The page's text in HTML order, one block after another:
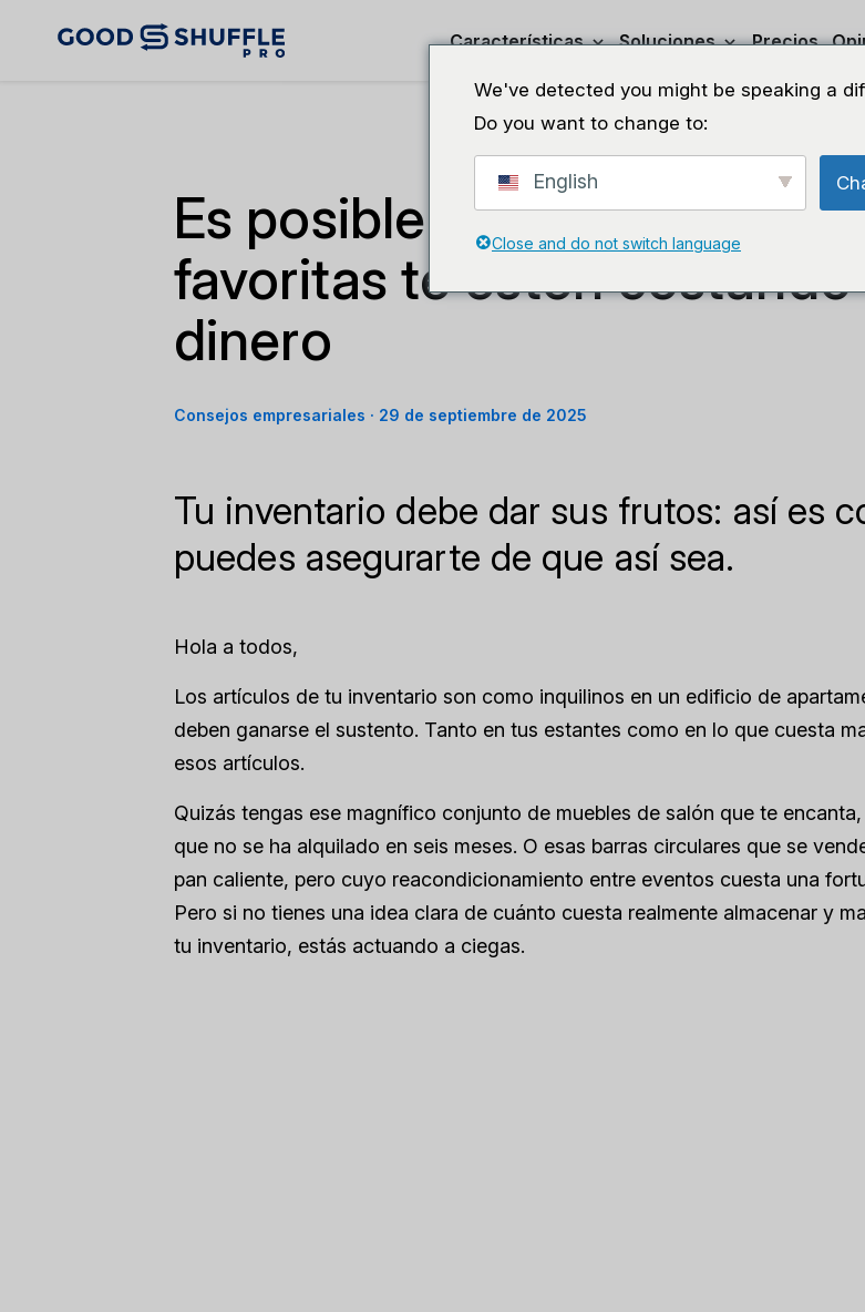
Características Soluciones Precios
Es posible que tus prendas
favoritas te estén costando
dinero
Consejos empresariales · 29 de septiembre de 2025
Tu inventario debe dar sus frutos: así es
puedes asegurarte de que así sea.
Hola a todos,
Los artículos de tu inventario son como inquilinos en un edificio de
deben ganarse el sustento. Tanto en tus estantes como en lo que cuesta
esos artículos.
Quizás tengas ese magnífico conjunto de muebles de salón que te
que no se ha alquilado en seis meses. O esas barras circulares que se
pan caliente, pero cuyo reacondicionamiento entre eventos cuesta una
Pero si no tienes una idea clara de cuánto cuesta realmente almacenar y
tu inventario, estás actuando a ciegas.
We've detected you might be speaking a
Do you want to change to:
English
Close and do not switch language